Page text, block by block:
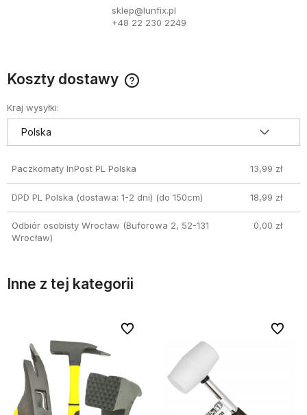
sklep@lunfix.pl
+48 22 230 2249
Koszty dostawy
Kraj wysyłki:
Paczkomaty InPost PL Polska 13,99 zł
DPD PL Polska (dostawa: 1-2 dni) (do 150cm) 18,99 zł
Odbiór osobisty Wrocław (Buforowa 2, 52-131
Wrocław)
0,00 zł
Inne z tej kategorii
Do ulubionych
Do ulubionych Do
Do